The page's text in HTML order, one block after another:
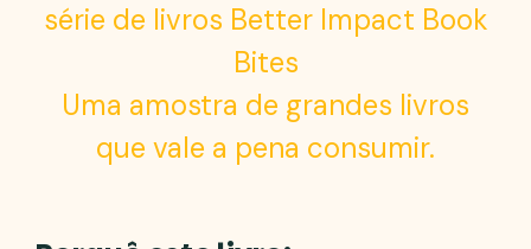
série de livros Better Impact Book
Bites
Uma amostra de grandes livros
que vale a pena consumir.